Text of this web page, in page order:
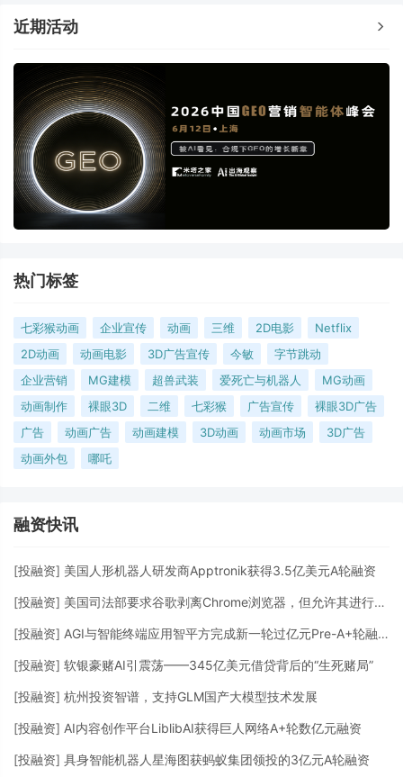
近期活动
热门标签
七彩猴动画 企业宣传 动画 三维 2D电影
Netflix
2D动画
动画电影 3D广告宣传 今敏
字节跳动
企业营销
MG建模 超兽武装 爱死亡与机器人
MG动画
动画制作
裸眼3D 二维 七彩猴 广告宣传
裸眼3D广告
广告
动画广告 动画建模 3D动画 动画市场
3D广告
动画外包
哪吒
融资快讯
[投融资] 美国人形机器人研发商Apptronik获得3.5亿美元A轮融资
[投融资] 美国司法部要求谷歌剥离Chrome浏览器，但允许其进行AI投资
[投融资] AGI与智能终端应用智平方完成新一轮过亿元Pre-A+轮融资
[投融资] 软银豪赌AI引震荡——345亿美元借贷背后的“生死赌局”
[投融资] 杭州投资智谱，支持GLM国产大模型技术发展
[投融资] AI内容创作平台LiblibAI获得巨人网络A+轮数亿元融资
[投融资] 具身智能机器人星海图获蚂蚁集团领投的3亿元A轮融资